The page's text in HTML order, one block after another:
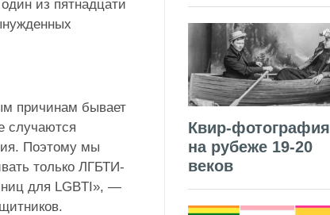
из пятнадцати
причинам бывает
случаются
Поэтому мы
только ЛГБТИ-
для LGBTI», —
Квир-фотография
на рубеже 19-20
веков